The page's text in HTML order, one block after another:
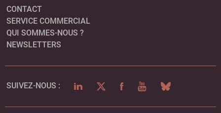
CONTACT
SERVICE COMMERCIAL
QUI SOMMES-NOUS ?
NEWSLETTERS
SUIVEZ-NOUS : LINKEDINTWITTERFACEBOOKYOUTUBEBLUESKY